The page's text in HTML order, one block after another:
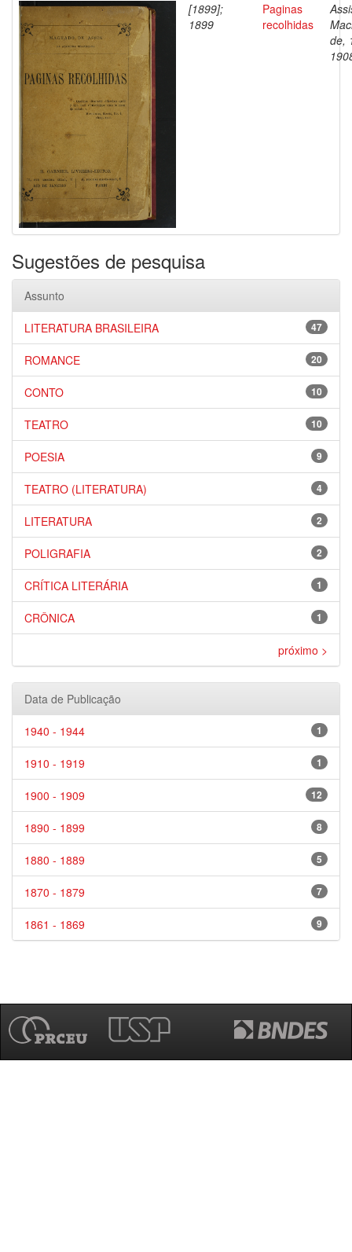
[1899];
1899
Paginas
recolhidas
de,
Sugestões de pesquisa
Assunto
47
LITERATURA BRASILEIRA
20
ROMANCE
10
CONTO
10
TEATRO
9
POESIA
4
TEATRO (LITERATURA)
2
LITERATURA
2
POLIGRAFIA
1
CRÍTICA LITERÁRIA
1
CRÔNICA
próximo >
Data de Publicação
1
1940 - 1944
1
1910 - 1919
12
1900 - 1909
8
1890 - 1899
5
1880 - 1889
7
1870 - 1879
9
1861 - 1869